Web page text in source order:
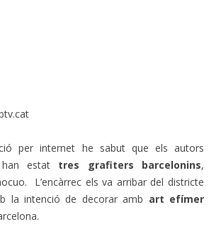
per internet he sabut que els autors
han estat tres grafiters barcelonins,
L’encàrrec els va arribar del districte
la intenció de decorar amb art efímer